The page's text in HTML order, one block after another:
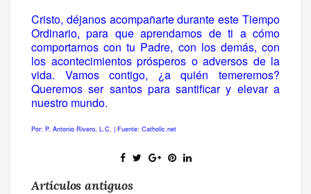
Cristo, déjanos acompañarte durante este Tiempo
Ordinario, para que aprendamos de ti a cómo
comportarnos con tu Padre, con los demás, con
los acontecimientos prósperos o adversos de la
vida. Vamos contigo, ¿a quién temeremos?
Queremos ser santos para santificar y elevar a
nuestro mundo.
Por: P. Antonio Rivero, L.C. | Fuente: Catholic.net
Artículos antiguos